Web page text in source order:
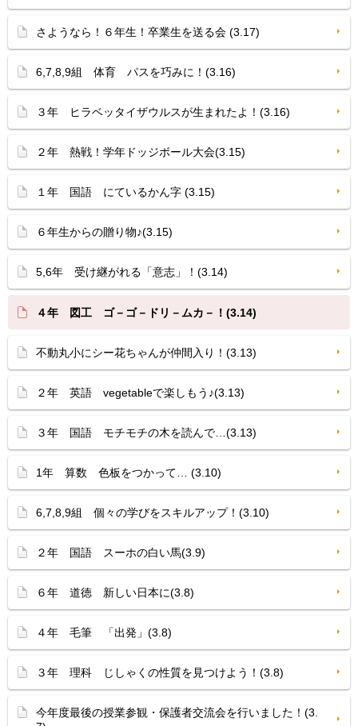
さようなら！６年生！卒業生を送る会 (3.17)
6,7,8,9組 体育 パスを巧みに！(3.16)
３年 ヒラベッタイザウルスが生まれたよ！(3.16)
２年 熱戦！学年ドッジボール大会(3.15)
１年 国語 にているかん字 (3.15)
６年生からの贈り物♪(3.15)
5,6年 受け継がれる「意志」！(3.14)
４年 図工 ゴ－ゴ－ドリ－ムカ－！(3.14)
不動丸小にシー花ちゃんが仲間入り！(3.13)
２年 英語 vegetableで楽しもう♪(3.13)
３年 国語 モチモチの木を読んで…(3.13)
1年 算数 色板をつかって… (3.10)
6,7,8,9組 個々の学びをスキルアップ！(3.10)
２年 国語 スーホの白い馬(3.9)
６年 道徳 新しい日本に(3.8)
４年 毛筆 「出発」(3.8)
３年 理科 じしゃくの性質を見つけよう！(3.8)
今年度最後の授業参観・保護者交流会を行いました！(3.